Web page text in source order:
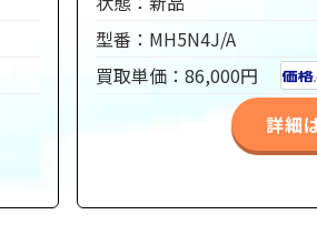
型番：MH5N4J/A
買取単価：86,000円
詳細